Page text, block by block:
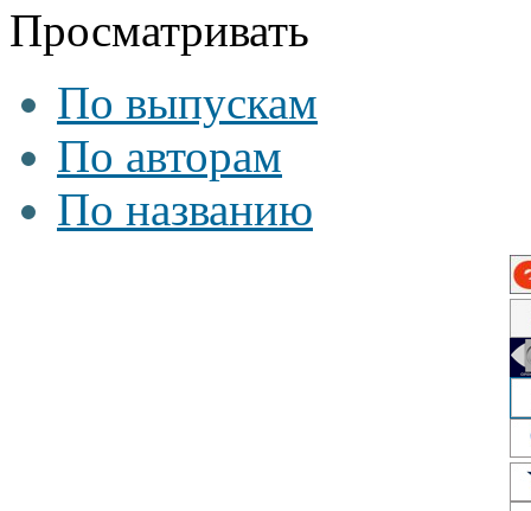
Просматривать
По выпускам
По авторам
По названию